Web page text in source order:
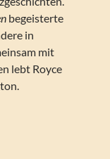
begeisterte
in
mit
lebt Royce